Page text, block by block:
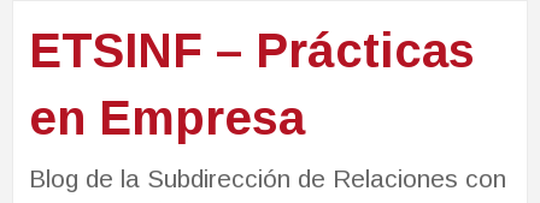
ETSINF – Prácticas
en Empresa
Blog de la Subdirección de Relaciones con